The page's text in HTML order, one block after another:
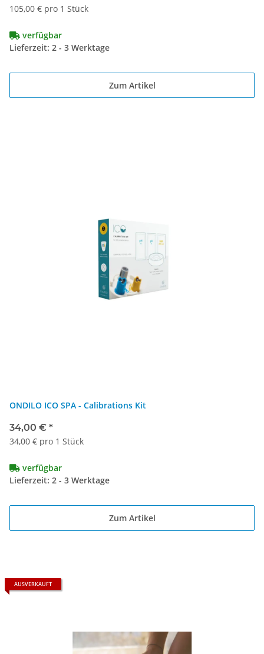
105,00 € pro 1 Stück
verfügbar
Lieferzeit: 2 - 3 Werktage
Zum Artikel
ONDILO ICO SPA - Calibrations Kit
34,00 € *
34,00 € pro 1 Stück
verfügbar
Lieferzeit: 2 - 3 Werktage
Zum Artikel
AUSVERKAUFT